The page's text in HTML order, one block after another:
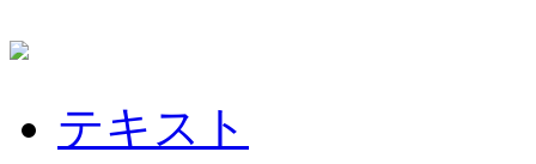
テキスト